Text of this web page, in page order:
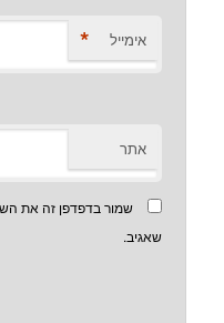
אימייל *
אתר
שמור בדפדפן זה את
שאגיב.